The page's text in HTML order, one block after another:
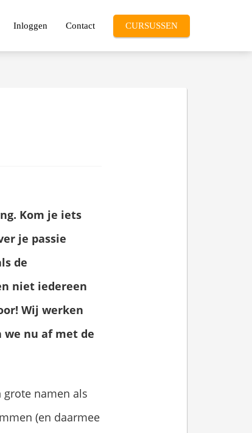
Inloggen Contact CURSUSSEN
Kom je iets
je passie
de
niet iedereen
Wij werken
nu af met de
grote namen als
(en daarmee